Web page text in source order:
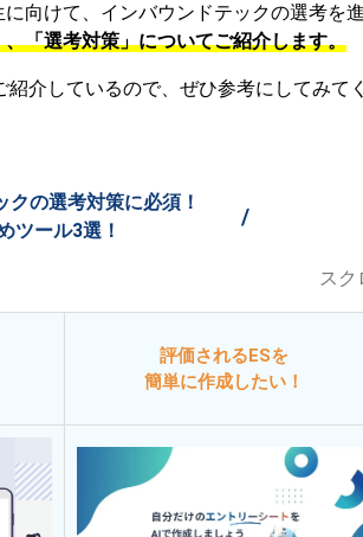
向けて、インバウンドテックの選考を
「選考対策」についてご紹介します。
介しているので、ぜひ参考にしてみて
クの選考対策に必須！
ツール3選！
/
ス
評価されるESを
簡単に作成したい！